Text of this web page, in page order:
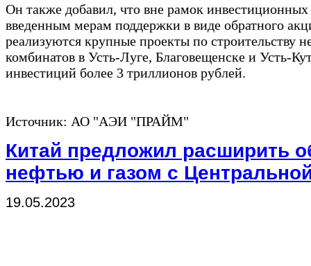
Он также добавил, что вне рамок инвестиционных
введенным мерам поддержки в виде обратного
реализуются крупные проекты по строительству
комбинатов в Усть-Луге, Благовещенске и Усть-
инвестиций более 3 триллионов рублей.
Источник: АО "АЭИ "ПРАЙМ"
Китай предложил расширить
нефтью и газом с
19.05.2023